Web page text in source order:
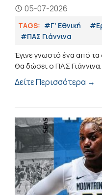
05-07-2026
TAGS: #Γ' Εθνική
#ΠΑΣ Γιάννινα
Έγινε γνωστό ένα από
θα δώσει ο ΠΑΣ Γιάννινα.
Δείτε Περισσότερα →